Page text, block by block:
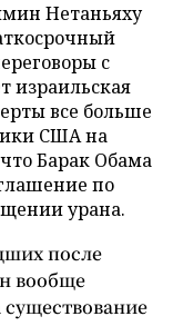
Нетаньяху
с
все больше
США на
Барак Обама
по
урана.
после
вообще